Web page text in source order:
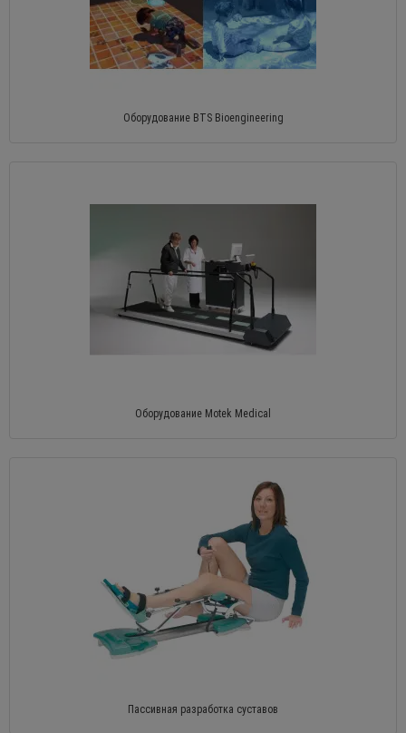
Оборудование BTS Bioengineering
Оборудование Motek Medical
Пассивная разработка суставов